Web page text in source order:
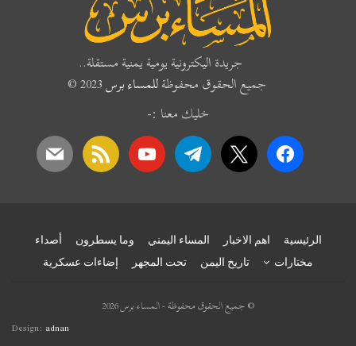
جريدة اليكترونية يومية يمنية مستقلة..
جميع الحقوق محفوظةللمساء برس
خليك معنا :-
facebook
x
telegram
youtube
rss
mail
الرئيسية اهم الاخبار المساء اليمني وما يسطرون
أصداء
مختارات
تاريخ اليمن تحت المجهر إضاءات عسكرية
© جميع الحقوق محفوظة - المساء برس 2026
Design: adnan